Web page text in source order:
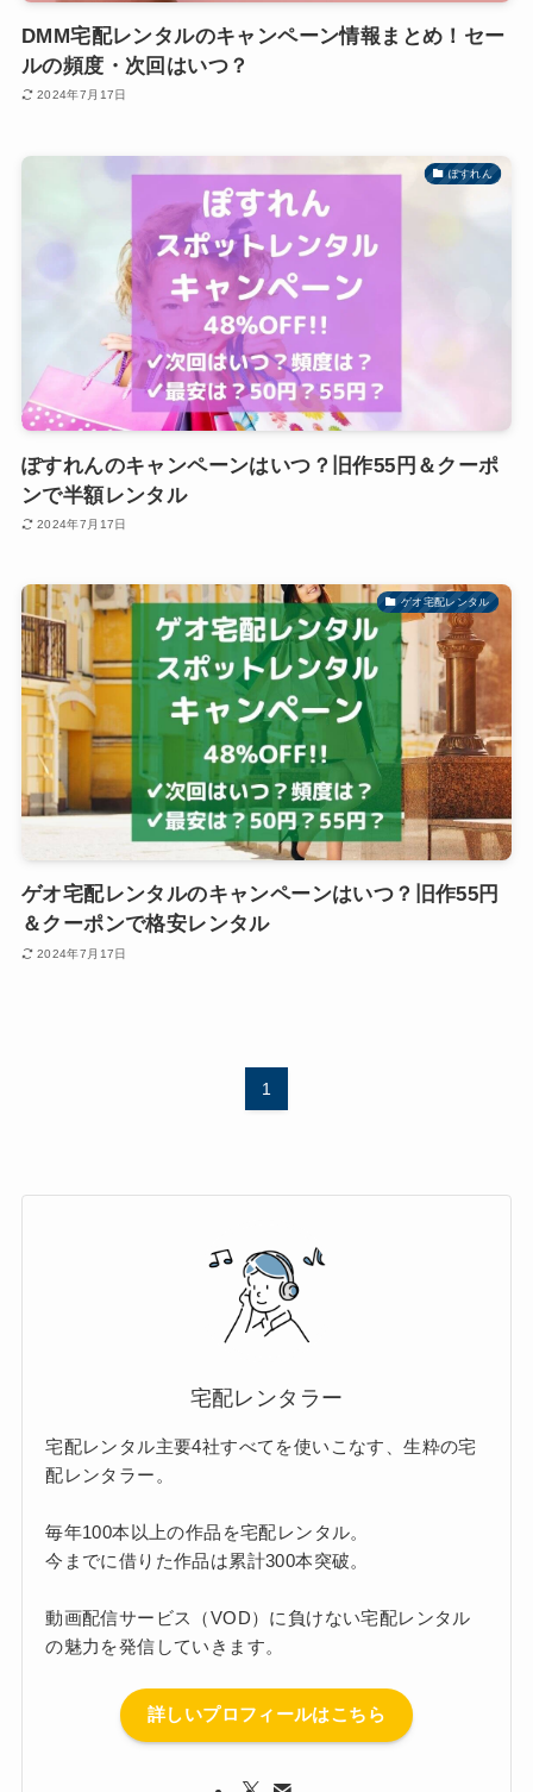
DMM宅配レンタルのキャンペーン情報まとめ！セー
ルの頻度・次回はいつ？
2024年7月17日
ぽすれん
ぽすれんのキャンペーンはいつ？旧作55円＆クーポ
ンで半額レンタル
2024年7月17日
ゲオ宅配レンタル
ゲオ宅配レンタルのキャンペーンはいつ？旧作55円
＆クーポンで格安レンタル
2024年7月17日
1
宅配レンタラー
宅配レンタル主要4社すべてを使いこなす、生粋の宅
配レンタラー。
毎年100本以上の作品を宅配レンタル。
今までに借りた作品は累計300本突破。
動画配信サービス（VOD）に負けない宅配レンタル
の魅力を発信していきます。
詳しいプロフィールはこちら